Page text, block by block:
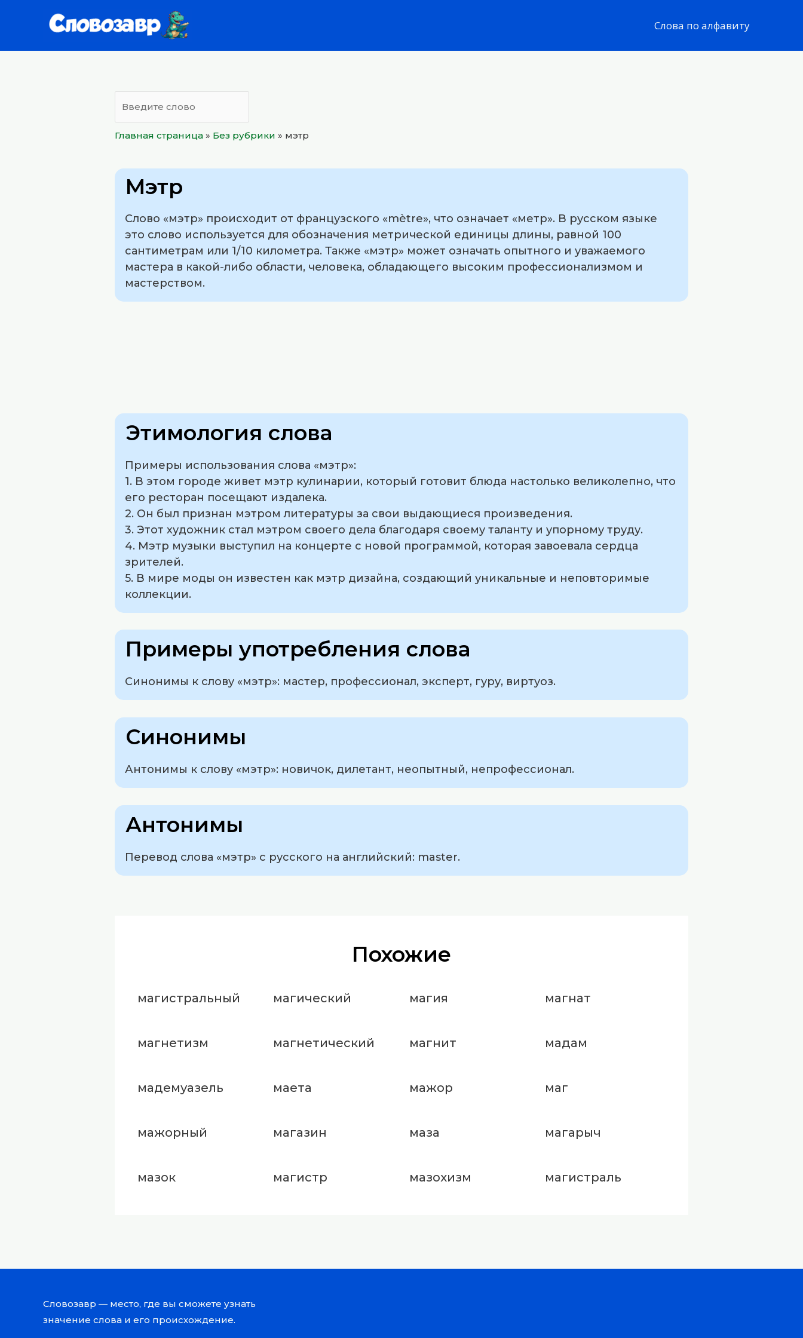
Слова по алфавиту
Главная страница » Без рубрики » мэтр
Мэтр
Слово «мэтр» происходит от французского «mètre», что означает «метр». В русском языке
это слово используется для обозначения метрической единицы длины, равной 100
сантиметрам или 1/10 километра. Также «мэтр» может означать опытного и уважаемого
мастера в какой-либо области, человека, обладающего высоким профессионализмом и
мастерством.
Этимология слова
Примеры использования слова «мэтр»:
1. В этом городе живет мэтр кулинарии, который готовит блюда настолько великолепно, что
его ресторан посещают издалека.
2. Он был признан мэтром литературы за свои выдающиеся произведения.
3. Этот художник стал мэтром своего дела благодаря своему таланту и упорному труду.
4. Мэтр музыки выступил на концерте с новой программой, которая завоевала сердца
зрителей.
5. В мире моды он известен как мэтр дизайна, создающий уникальные и неповторимые
коллекции.
Примеры употребления слова
Синонимы к слову «мэтр»: мастер, профессионал, эксперт, гуру, виртуоз.
Синонимы
Антонимы к слову «мэтр»: новичок, дилетант, неопытный, непрофессионал.
Антонимы
Перевод слова «мэтр» с русского на английский: master.
Похожие
магистральный магический магия магнат
магнетизм магнетический магнит мадам
мадемуазель маета мажор маг
мажорный магазин маза магарыч
мазок магистр мазохизм магистраль
Словозавр — место, где вы сможете узнать
значение слова и его происхождение.